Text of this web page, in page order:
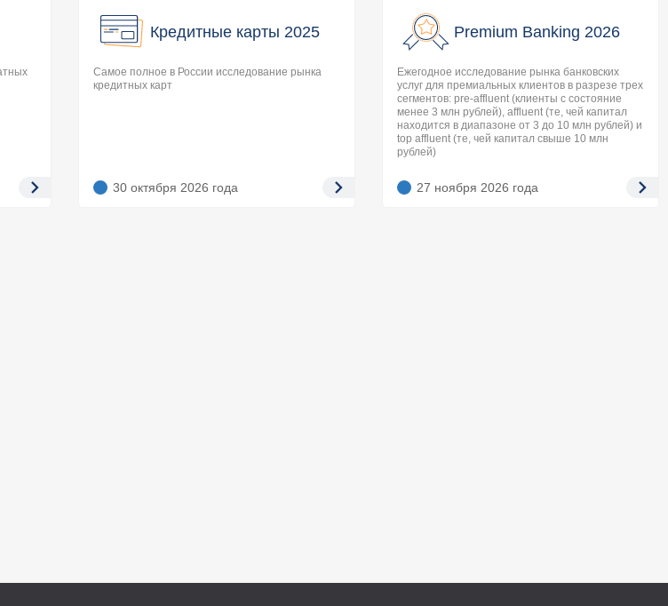
Кредитные карты 2025
Самое полное в России исследование рынка
кредитных карт
30 октября 2026 года
Premium Banking 2026
Ежегодное исследование рынка банковских
услуг для премиальных клиентов в разрезе трех
сегментов: pre-affluent (клиенты с состояние
менее 3 млн рублей), affluent (те, чей капитал
находится в диапазоне от 3 до 10 млн рублей) и
top affluent (те, чей капитал свыше 10 млн
рублей)
27 ноября 2026 года